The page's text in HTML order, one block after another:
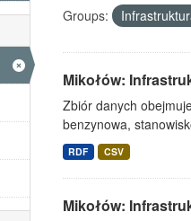
Groups:
Mikołów:
Zbiór danych
benzynowa,
RDF CSV
Mikołów: